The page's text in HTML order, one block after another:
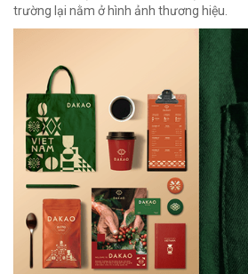
trường lại nằm ở hình ảnh thương hiệu.